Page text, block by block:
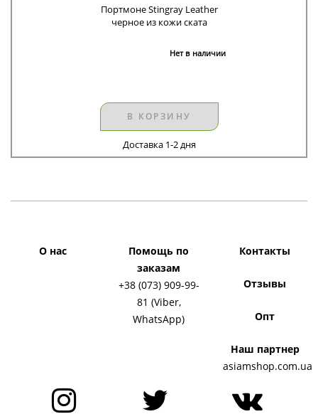
Портмоне Stingray Leather
черное из кожи ската
Нет в наличии
В КОРЗИНУ
Доставка 1-2 дня
О нас
Помощь по
заказам
+38 (073) 909-99-
81 (Viber,
WhatsApp)
Контакты
Отзывы
Опт
Наш партнер
asiamshop.com.ua